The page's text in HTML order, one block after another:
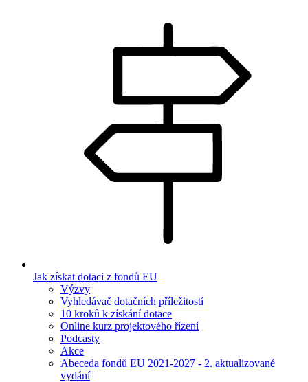
Jak získat dotaci z fondů EU
Výzvy
Vyhledávač dotačních příležitostí
10 kroků k získání dotace
Online kurz projektového řízení
Podcasty
Akce
Abeceda fondů EU 2021-2027 - 2. aktualizované
vydání